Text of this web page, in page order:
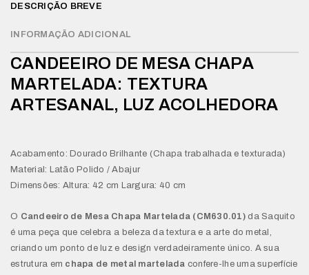
DESCRIÇÃO BREVE
INFORMAÇÃO ADICIONAL
CANDEEIRO DE MESA CHAPA
MARTELADA: TEXTURA
ARTESANAL, LUZ ACOLHEDORA
Acabamento: Dourado Brilhante (Chapa trabalhada e texturada)
Material: Latão Polido / Abajur
Dimensões: Altura: 42 cm Largura: 40 cm
O Candeeiro de Mesa Chapa Martelada (CM630.01)da Saquito
é uma peça que celebra a beleza da textura e a arte do metal,
criando um ponto de luz e design verdadeiramente único. A sua
estrutura em chapa de metal martelada confere-lhe uma superfície